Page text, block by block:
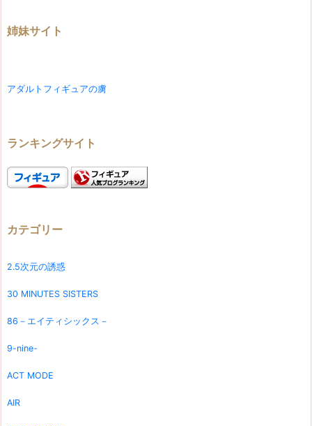
姉妹サイト
アダルトフィギュアの虜
ランキングサイト
カテゴリー
2.5次元の誘惑
30 MINUTES SISTERS
86－エイティシックス－
9-nine-
ACT MODE
AIR